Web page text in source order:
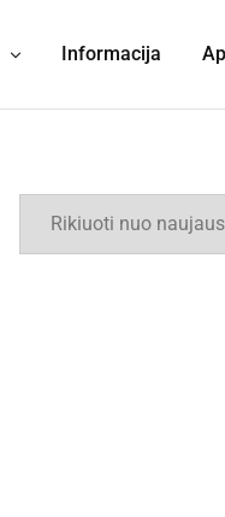
Informacija